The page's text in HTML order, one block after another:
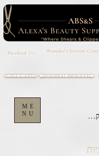
Facebook Us Wounded Christian
ME
NU
GIFT CARD REFERRAL PROGRAM
צפייה בנקודות